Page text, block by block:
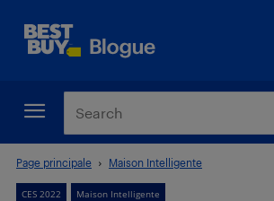
Page principale Maison Intelligente
CES 2022 Maison Intelligente